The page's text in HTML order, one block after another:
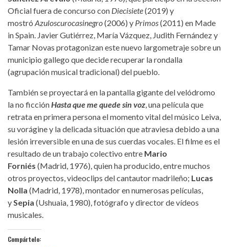
Oficial fuera de concurso con Diecisiete(2019) y
mostró Azuloscurocasinegro(2006) y Primos(2011) en Made
in Spain. Javier Gutiérrez, María Vázquez, Judith Fernández y
Tamar Novas protagonizan este nuevo largometraje sobre un
municipio gallego que decide recuperar la rondalla
(agrupación musical tradicional) del pueblo.
También se proyectará en la pantalla gigante del velódromo
la no ficciónHasta que me quede sin voz, una película que
retrata en primera persona el momento vital del músico Leiva,
su vorágine y la delicada situación que atraviesa debido a una
lesión irreversible en una de sus cuerdas vocales. El filme es el
resultado de un trabajo colectivo entre Mario
Forniés (Madrid, 1976), quien ha producido, entre muchos
otros proyectos, videoclips del cantautor madrileño; Lucas
Nolla (Madrid, 1978), montador en numerosas películas,
ySepia (Ushuaia, 1980), fotógrafo y director de vídeos
musicales.
Compártelo: